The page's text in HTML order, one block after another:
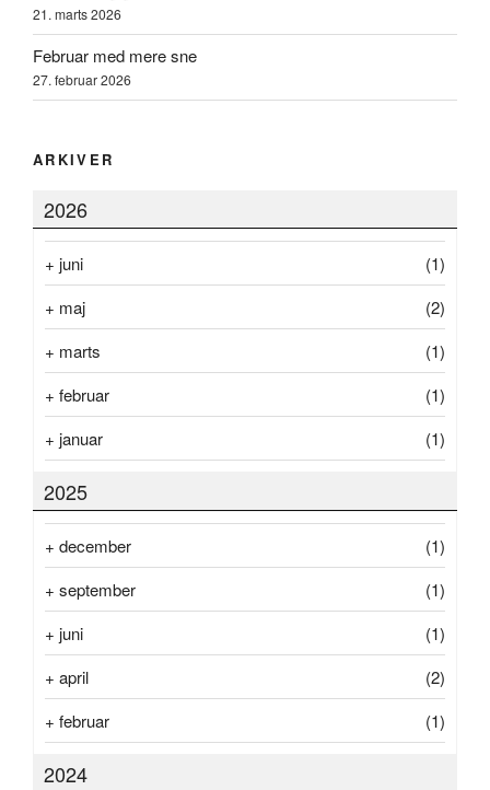
e
t
f
t
e
e
e
.
n
21. marts 2026
Februar med mere sne
27. februar 2026
ARKIVER
2026
+ juni
(1)
+ maj
(2)
+ marts
(1)
+ februar
(1)
+ januar (1)
2025
+ december
(1)
+ september
(1)
+ juni
(1)
+ april
(2)
+ februar (1)
2024